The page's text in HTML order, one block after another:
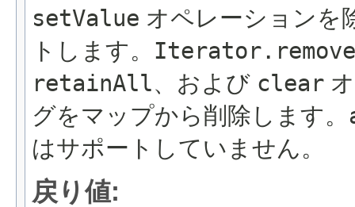
setValue オペレーションを
トします。 Iterator.remove
retainAll、および clear
グをマップから削除します。
はサポートしていません。
戻り値: